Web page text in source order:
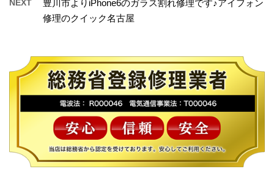
NEXT
豊川市よりiPhone6のガラス割れ修理です♪アイフォン
修理のクイック名古屋